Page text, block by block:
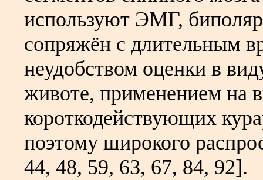
используют ЭМГ,
сопряжён с длительным
неудобством оценки в
животе, применением на
короткодействующих
поэтому широкого
44, 48, 59, 63, 67, 84, 92].